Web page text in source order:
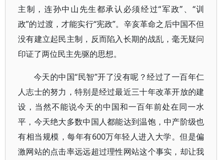
主制，连孙中山先生都承认必须经过“军政”、“训
政”的过渡，才能实行“宪政”。辛亥革命之后中国不但
没有建立起民主制，反而陷入长期的战乱，毫无疑问
印证了两位民主先驱的思想。
今天的中国“民智”开了没有呢？经过了一百年仁
人志士的努力，特别是经过最近三十年改革开放的建
设，当然不能说今天的中国和一百年前处在同一水
平，今天绝大多数中国人都能达到温饱，中产阶级也
有相当规模，每年有600万年轻人进入大学。但是偏
激网站的点击率远远超过理性网站这个事实，却让我